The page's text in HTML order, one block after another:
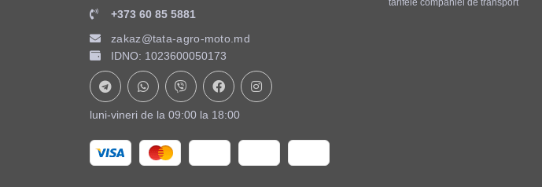
+373 60 85 5881
zakaz@tata-agro-moto.md
IDNO: 1023600050173
luni-vineri de la 09:00 la 18:00
tarifele companiei de transport